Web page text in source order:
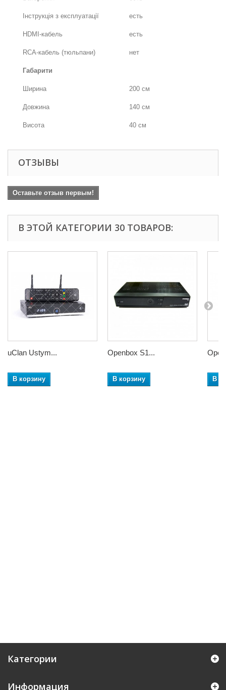
Інструкція з експлуатації есть
HDMI-кабель есть
RCA-кабель (тюльпани) нет
Габарити
Ширина 200 см
Довжина 140 см
Висота 40 см
ОТЗЫВЫ
Оставьте отзыв первым!
В ЭТОЙ КАТЕГОРИИ 30 ТОВАРОВ:
uClan Ustym...
В корзину
Openbox S1...
В корзину В
Категории
Информация